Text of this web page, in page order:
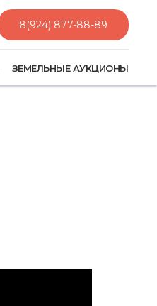
8(924) 877-88-89
ЗЕМЕЛЬНЫЕ АУКЦИОНЫ